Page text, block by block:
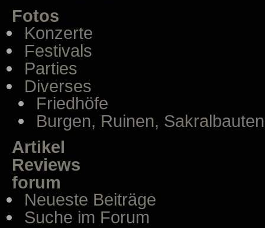
Fotos
Konzerte
Festivals
Parties
Diverses
Friedhöfe
Burgen, Ruinen, Sakralbauten
Artikel
Reviews
forum
Neueste Beiträge
Suche im Forum